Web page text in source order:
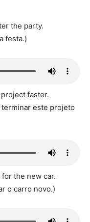
the party.
festa.)
faster.
este projeto
for the new car.
o carro novo.)